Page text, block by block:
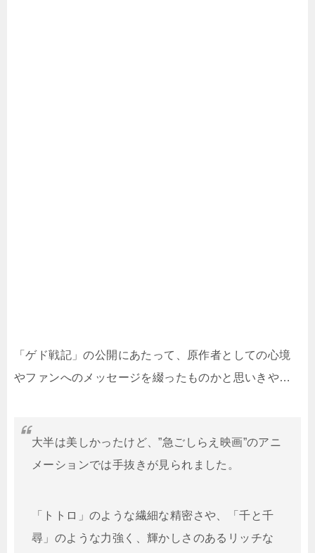
「ゲド戦記」の公開にあたって、原作者としての心境
やファンへのメッセージを綴ったものかと思いきや…
大半は美しかったけど、”急ごしらえ映画”のアニ
メーションでは手抜きが見られました。
「トトロ」のような繊細な精密さや、「千と千
尋」のような力強く、輝かしさのあるリッチな